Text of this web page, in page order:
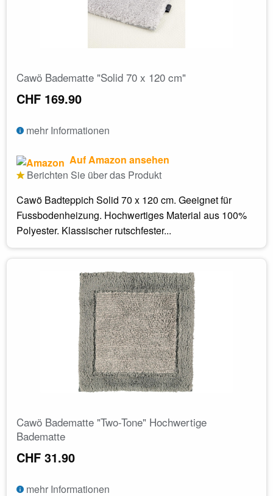
Cawö Badematte "Solid 70 x 120 cm"
CHF 169.90
mehr Informationen
Auf Amazon ansehen
Berichten Sie über das Produkt
Cawö Badteppich Solid 70 x 120 cm. Geeignet für
Fussbodenheizung. Hochwertiges Material aus 100%
Polyester. Klassischer rutschfester...
Cawö Badematte "Two-Tone" Hochwertige
Badematte
CHF 31.90
mehr Informationen